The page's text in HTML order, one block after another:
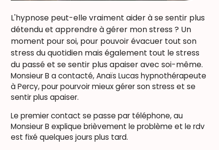
L'hypnose peut-elle vraiment aider à se sentir plus
détendu et apprendre à gérer mon stress ? Un
moment pour soi, pour pouvoir évacuer tout son
stress du quotidien mais également tout le stress
du passé et se sentir plus apaiser avec soi-même.
Monsieur B a contacté, Anaïs Lucas hypnothérapeute
à Percy, pour pourvoir mieux gérer son stress et se
sentir plus apaiser.
Le premier contact se passe par téléphone, au
Monsieur B explique brièvement le problème et le rdv
est fixé quelques jours plus tard.